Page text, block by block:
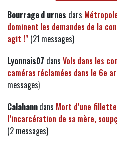
Bourrage d urnes dans
dominent les demandes de la
agit !" (21 messages)
Lyonnais07 dans Vols dans les
caméras réclamées dans le 6e
messages)
Calahann dans Mort d’une
l’incarcération de sa mère,
(2 messages)